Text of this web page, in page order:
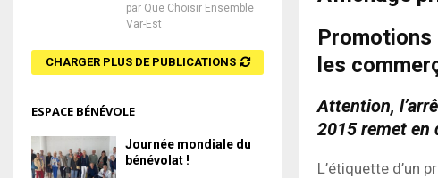
Promotions
les
Attention,
2015 remet en
L’étiquette d’un
par Que Choisir Ensemble
Var-Est
CHARGER PLUS DE PUBLICATIONS
ESPACE BÉNÉVOLE
Journée mondiale du
bénévolat !